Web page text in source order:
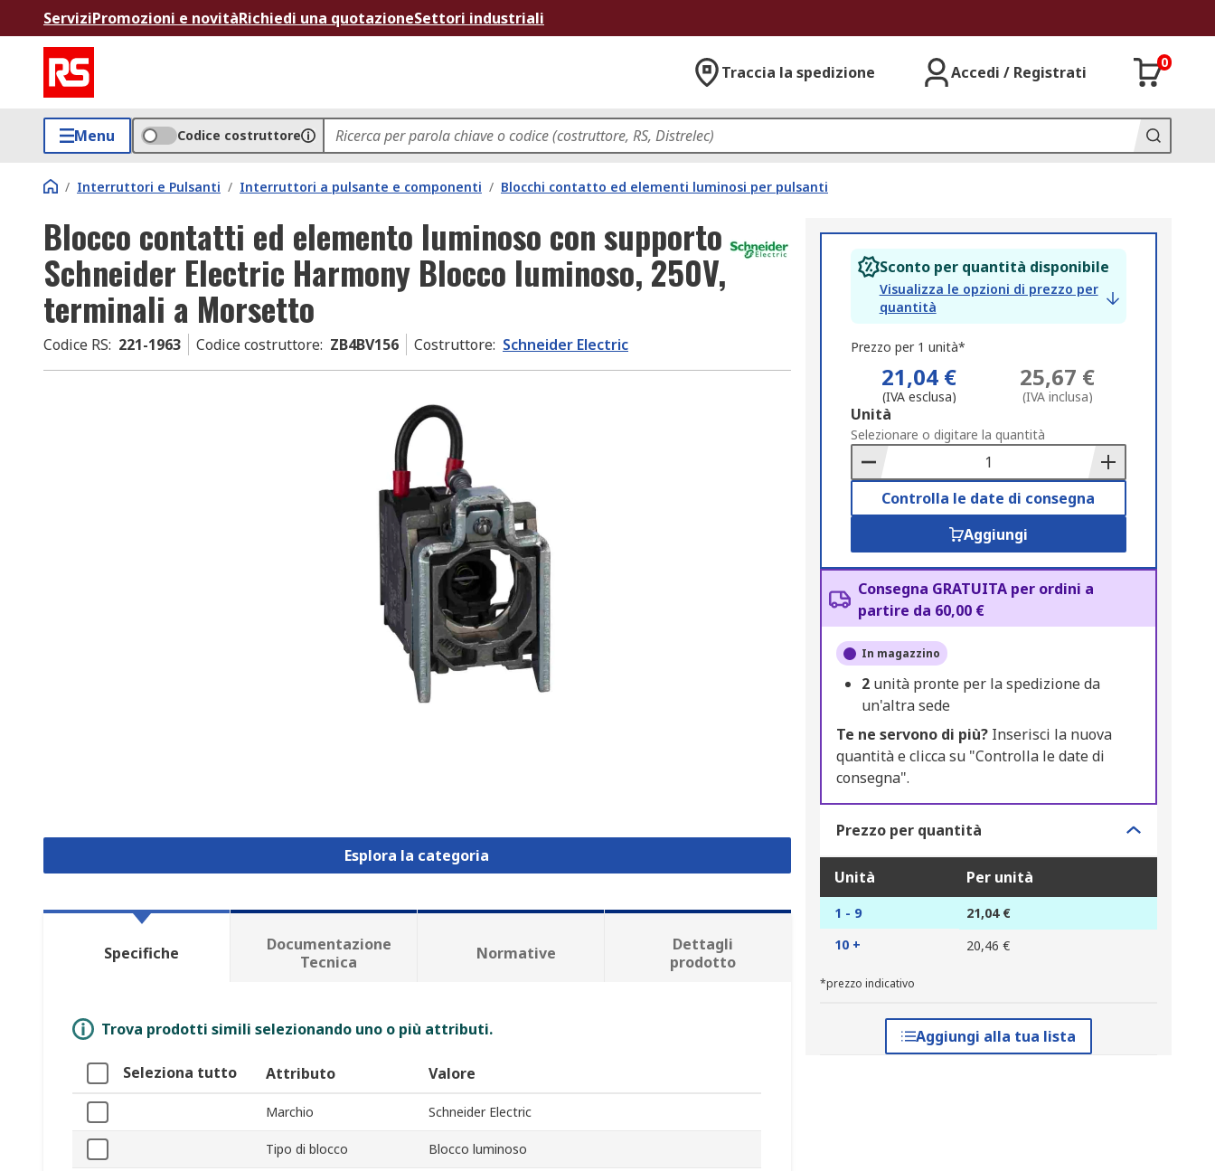
ServiziPromozioni e novitàRichiedi una quotazioneSettori industriali
Traccia la spedizione Accedi / Registrati
0
Menu Codice costruttore
/ Interruttori e Pulsanti / Interruttori a pulsante e componenti / Blocchi contatto ed elementi luminosi per pulsanti
Blocco contatti ed elemento luminoso con supporto
Schneider Electric Harmony Blocco luminoso, 250V,
terminali a Morsetto
Codice RS: 221-1963 Codice costruttore: ZB4BV156 Costruttore: Schneider Electric
Esplora la categoria
Sconto per quantità disponibile
Visualizza le opzioni di prezzo per
quantità
Prezzo per 1 unità*
21,04 €
(IVA esclusa)
25,67 €
(IVA inclusa)
Add
to
Basket
Unità
Selezionare o digitare la quantità
Controlla le date di consegna
Aggiungi
Consegna GRATUITA per ordini a
partire da 60,00 €
In magazzino
2 unità pronte per la spedizione da
un'altra sede
Te ne servono di più?Inserisci la nuova
quantità e clicca su "Controlla le date di
consegna".
Prezzo per quantità
Unità Per unità
1 - 9
21,04 €
10 +
20,46 €
*prezzo indicativo
Aggiungi alla tua lista
Specifiche
Documentazione
Tecnica
Normative
Dettagli
prodotto
Trova prodotti simili selezionando uno o più attributi.
Seleziona tutto Attributo Valore
Marchio Schneider Electric
Tipo di blocco Blocco luminoso